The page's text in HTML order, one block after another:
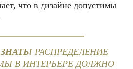
что в дизайне допустимы
РАСПРЕДЕЛЕНИЕ
В ИНТЕРЬЕРЕ ДОЛЖНО